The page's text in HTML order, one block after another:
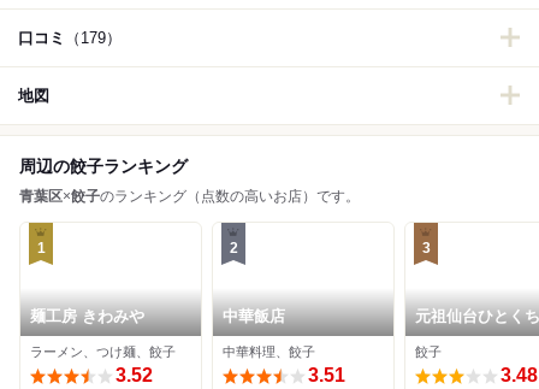
口コミ （179）
地図
周辺の餃子ランキング
青葉区×餃子のランキング（点数の高いお店）です。
1
麺工房 きわみや
ラーメン、つけ麺、餃子
3.52
2
中華飯店
中華料理、餃子
3.51
3
元祖仙台ひとく
あずま 名掛丁店
餃子
3.48